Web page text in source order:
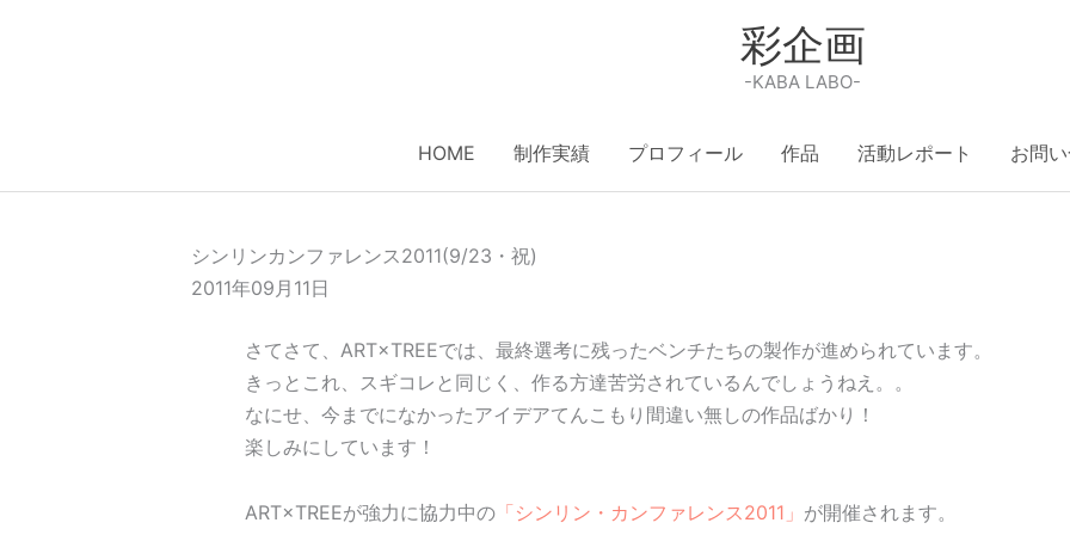
彩企画
-KABA LABO-
HOME 制作実績 プロフィール 作品 活動レポート お問
シンリンカンファレンス2011(9/23・祝)
2011年09月11日
さてさて、ART×TREEでは、最終選考に残ったベンチたちの製作が進められています。
きっとこれ、スギコレと同じく、作る方達苦労されているんでしょうねえ。。
なにせ、今までになかったアイデアてんこもり間違い無しの作品ばかり！
楽しみにしています！
ART×TREEが強力に協力中の 「シンリン・カンファレンス2011」 が開催されます。